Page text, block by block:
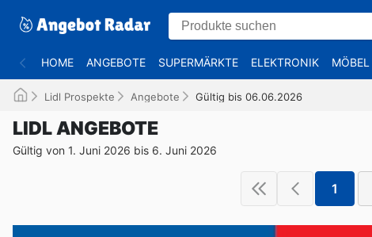
HOME ANGEBOTE SUPERMÄRKTE ELEKTRONIK
Lidl Prospekte Angebote Gültig bis 06.06.2026
LIDL ANGEBOTE
Gültig von 1. Juni 2026 bis 6. Juni 2026
1